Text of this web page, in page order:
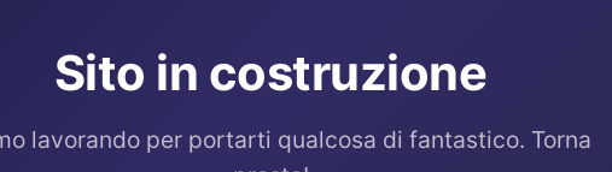
Sito in costruzione
lavorando per portarti qualcosa di fantastico. Torna